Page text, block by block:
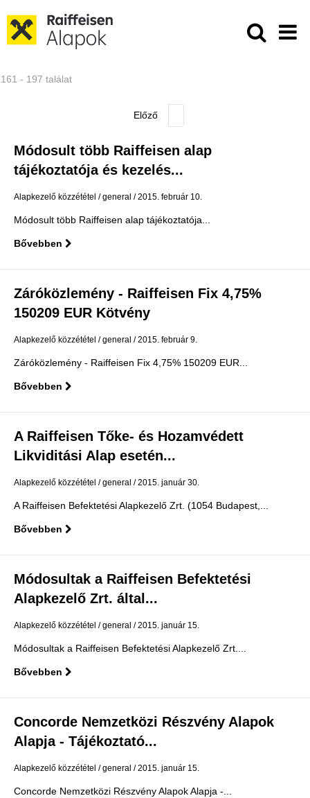
Közzétételek - Raiffeisen
161 - 197 találat
Módosult több Raiffeisen alap
tájékoztatója és kezelés...
Alapkezelő közzététel general 2015. február 10.
Módosult több Raiffeisen alap tájékoztatója...
Bővebben
Záróközlemény - Raiffeisen Fix 4,75%
150209 EUR Kötvény
Alapkezelő közzététel general 2015. február 9.
Záróközlemény - Raiffeisen Fix 4,75% 150209 EUR...
Bővebben
A Raiffeisen Tőke- és Hozamvédett
Likviditási Alap esetén...
Alapkezelő közzététel general 2015. január 30.
A Raiffeisen Befektetési Alapkezelő Zrt. (1054 Budapest,...
Bővebben
Módosultak a Raiffeisen Befektetési
Alapkezelő Zrt. által...
Alapkezelő közzététel general 2015. január 15.
Módosultak a Raiffeisen Befektetési Alapkezelő Zrt....
Bővebben
Concorde Nemzetközi Részvény Alapok
Alapja - Tájékoztató...
Alapkezelő közzététel general 2015. január 15.
Concorde Nemzetközi Részvény Alapok Alapja -...